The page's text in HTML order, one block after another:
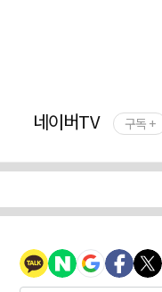
네이버TV 구독 +